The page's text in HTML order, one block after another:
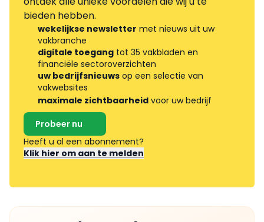
bieden hebben.
wekelijkse newsletter met nieuws uit uw
vakbranche
digitale toegang tot 35 vakbladen en
financiële sectoroverzichten
uw bedrijfsnieuws op een selectie van
vakwebsites
maximale zichtbaarheid voor uw bedrijf
Probeer nu
Heeft u al een abonnement?
Klik hier om aan te melden